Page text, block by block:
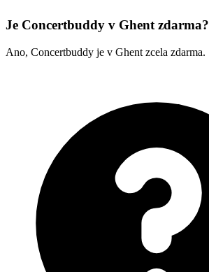
Je Concertbuddy v Ghent zdarma?
Ano, Concertbuddy je v Ghent zcela zdarma.